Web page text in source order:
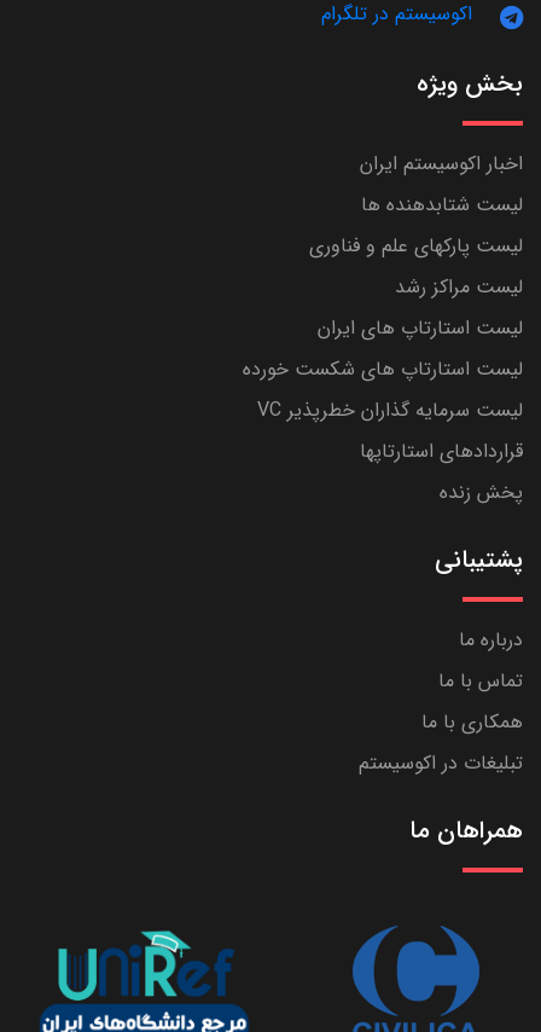
اکوسیستم در تلگرام
بخش ویژه
اخبار اکوسیستم ایران
لیست شتابدهنده ها
لیست پارکهای علم و فناوری
لیست مراکز رشد
لیست استارتاپ های ایران
لیست استارتاپ های شکست خورده
لیست سرمایه گذاران خطرپذیر VC
قراردادهای استارتاپها
پخش زنده
پشتیبانی
درباره ما
تماس با ما
همکاری با ما
تبلیغات در اکوسیستم
همراهان ما